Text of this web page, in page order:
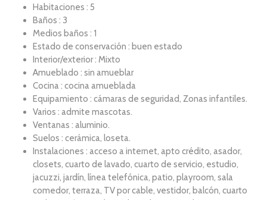
Habitaciones : 5
Baños : 3
Medios baños : 1
Estado de conservación : buen estado
Interior/exterior : Mixto
Amueblado : sin amueblar
Cocina : cocina amueblada
Equipamiento : cámaras de seguridad, Zonas infantiles.
Varios : admite mascotas.
Ventanas : aluminio.
Suelos : cerámica, loseta.
Instalaciones : acceso a internet, apto crédito, asador,
closets, cuarto de lavado, cuarto de servicio, estudio,
jacuzzi, jardín, línea telefónica, patio, playroom, sala
comedor, terraza, TV por cable, vestidor, balcón, cuarto